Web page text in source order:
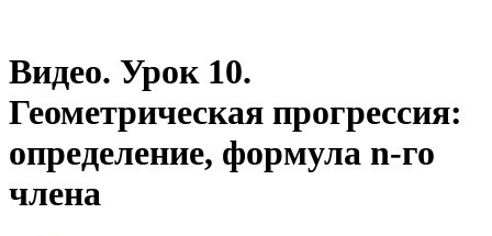
Видео. Урок 10.
Геометрическая прогрессия:
определение, формула n-го
члена